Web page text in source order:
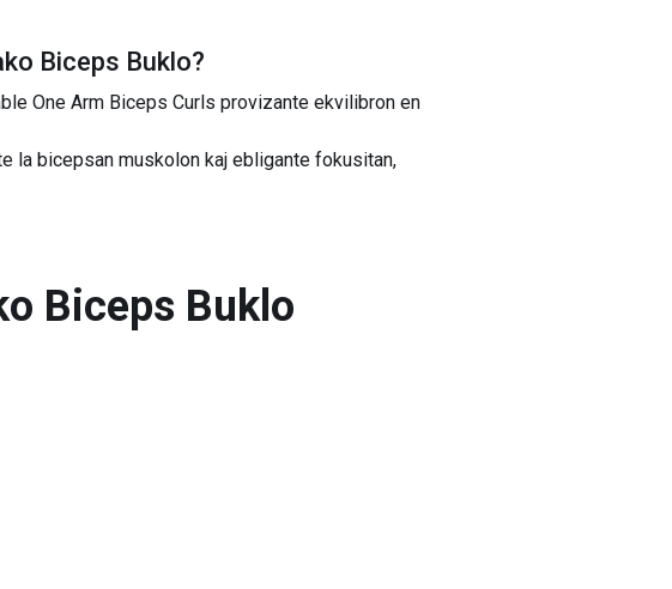
Biceps Buklo?
One Arm Biceps Curls provizante ekvilibron en
la bicepsan muskolon kaj ebligante fokusitan,
Biceps Buklo